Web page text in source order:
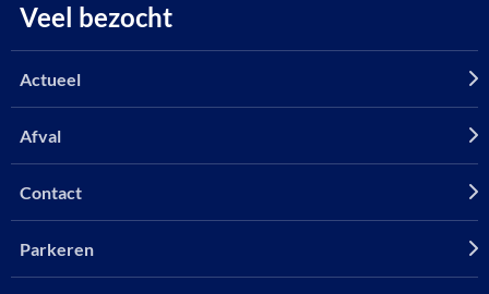
Veel bezocht
Actueel
Afval
Contact
Parkeren